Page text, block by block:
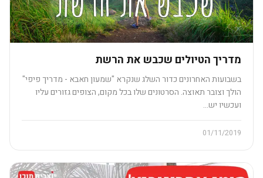
מדריך הטיולים שכבש את הרשת
בשבועות האחרונים כדור השלג שנקרא "שמעון חאבא - מדריך פיפי"
הולך וצובר תאוצה. הסרטונים שלו בכל מקום, הצופים גזורים עליו
ועכשיו יש…
01/11/2019